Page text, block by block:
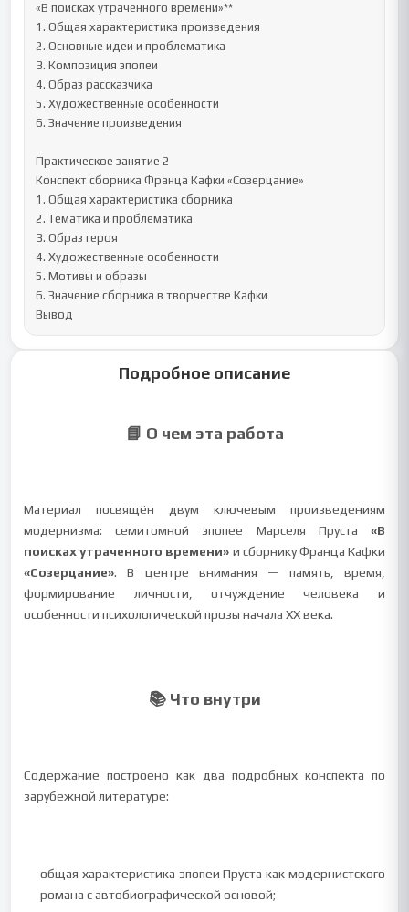
«В поисках утраченного времени»**
1. Общая характеристика произведения
2. Основные идеи и проблематика
3. Композиция эпопеи
4. Образ рассказчика
5. Художественные особенности
6. Значение произведения
Практическое занятие 2
Конспект сборника Франца Кафки «Созерцание»
1. Общая характеристика сборника
2. Тематика и проблематика
3. Образ героя
4. Художественные особенности
5. Мотивы и образы
6. Значение сборника в творчестве Кафки
Вывод
Подробное описание
📘 О чем эта работа
Материал посвящён двум ключевым произведениям
модернизма: семитомной эпопее Марселя Пруста «В
поисках утраченного времени» и сборнику Франца Кафки
«Созерцание». В центре внимания — память, время,
формирование личности, отчуждение человека и
особенности психологической прозы начала XX века.
📚 Что внутри
Содержание построено как два подробных конспекта по
зарубежной литературе:
общая характеристика эпопеи Пруста как модернистского
романа с автобиографической основой;